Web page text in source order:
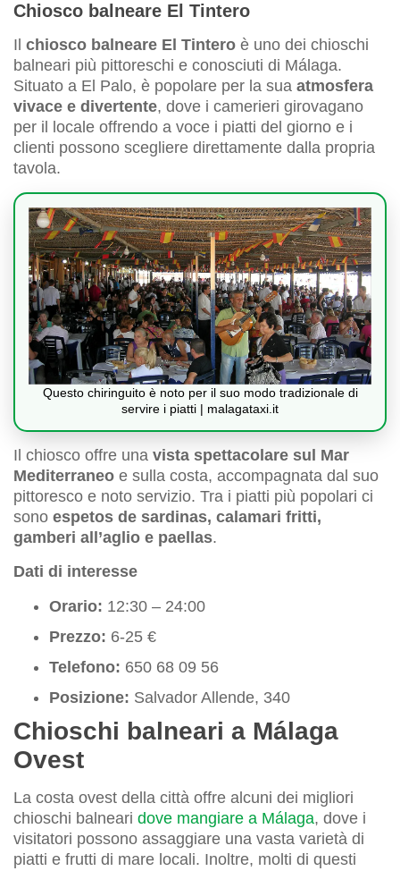
Chiosco balneare El Tintero
Il chiosco balneare El Tintero è uno dei chioschi
balneari più pittoreschi e conosciuti di Málaga.
Situato a El Palo, è popolare per la sua atmosfera
vivace e divertente, dove i camerieri girovagano
per il locale offrendo a voce i piatti del giorno e i
clienti possono scegliere direttamente dalla propria
tavola.
Questo chiringuito è noto per il suo modo tradizionale di
servire i piatti | malagataxi.it
Il chiosco offre una vista spettacolare sul Mar
Mediterraneo e sulla costa, accompagnata dal suo
pittoresco e noto servizio. Tra i piatti più popolari ci
sono espetos de sardinas, calamari fritti,
gamberi all’aglio e paellas.
Dati di interesse
Orario: 12:30 – 24:00
Prezzo: 6-25 €
Telefono: 650 68 09 56
Posizione: Salvador Allende, 340
Chioschi balneari a Málaga
Ovest
La costa ovest della città offre alcuni dei migliori
chioschi balneari dove mangiare a Málaga, dove i
visitatori possono assaggiare una vasta varietà di
piatti e frutti di mare locali. Inoltre, molti di questi